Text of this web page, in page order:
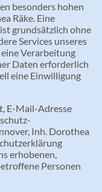
besonders hohen
Räke. Eine
grundsätzlich ohne
Services unseres
Verarbeitung
Daten erforderlich
eine Einwilligung
E-Mail-Adresse
Inh. Dorothea
erhobenen,
Personen